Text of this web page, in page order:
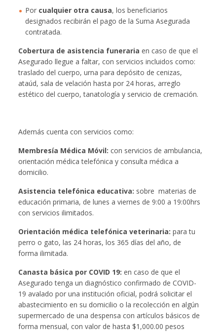
Por cualquier otra causa, los beneficiarios
designados recibirán el pago de la Suma Asegurada
contratada.
Cobertura de asistencia funeraria en caso de que el
Asegurado llegue a faltar, con servicios incluidos como:
traslado del cuerpo, urna para depósito de cenizas,
ataúd, sala de velación hasta por 24 horas, arreglo
estético del cuerpo, tanatología y servicio de cremación.
Además cuenta con servicios como:
Membresía Médica Móvil:con servicios de ambulancia,
orientación médica telefónica y consulta médica a
domicilio.
Asistencia telefónica educativa: sobre materias de
educación primaria, de lunes a viernes de 9:00 a 19:00hrs
con servicios ilimitados.
Orientación médica telefónica veterinaria: para tu
perro o gato, las 24 horas, los 365 días del año, de
forma ilimitada.
Canasta básica por COVID 19: en caso de que el
Asegurado tenga un diagnóstico confirmado de COVID-
19 avalado por una institución oficial, podrá solicitar el
abastecimiento en su domicilio o la recolección en algún
supermercado de una despensa con artículos básicos de
forma mensual, con valor de hasta $1,000.00 pesos